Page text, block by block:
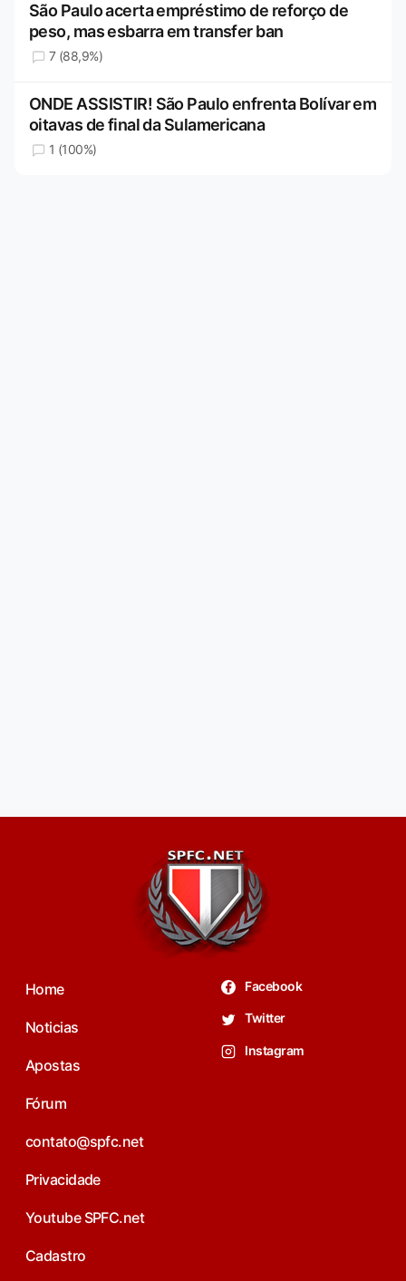
São Paulo acerta empréstimo de reforço de
peso, mas esbarra em transfer ban
7 (88,9%)
ONDE ASSISTIR! São Paulo enfrenta Bolívar em
oitavas de final da Sulamericana
1 (100%)
Home
Noticias
Apostas
Fórum
contato@spfc.net
Privacidade
Youtube SPFC.net
Cadastro
Facebook
Twitter
Instagram